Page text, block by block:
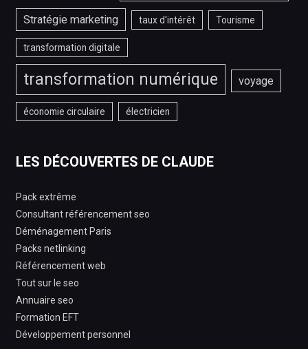
Stratégie marketing taux d'intérêt Tourisme
transformation digitale
transformation numérique voyage
économie circulaire électricien
LES DÉCOUVERTES DE CLAUDE
Pack extrême
Consultant référencement seo
Déménagement Paris
Packs netlinking
Référencement web
Tout sur le seo
Annuaire seo
Formation EFT
Développement personnel